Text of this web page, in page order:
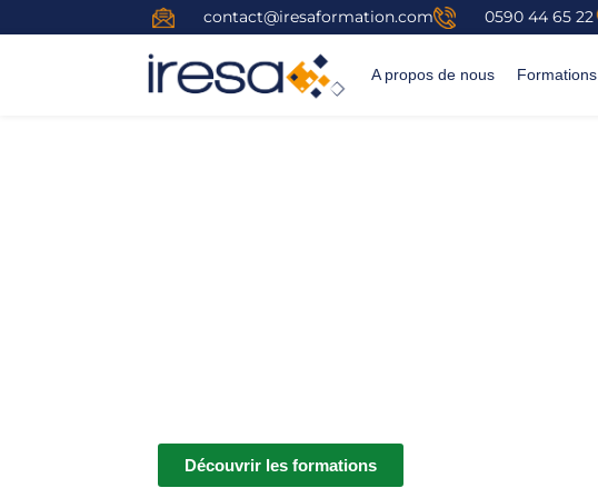
contact@iresaformation.com 0590 44 65 22
A propos de nous Formations
Découvrir les formations